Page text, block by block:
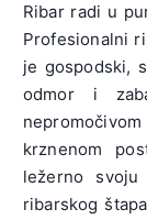
Ribar radi u
Profesionalni
je gospodski,
odmor i
krznenom
ležerno
ribarskog